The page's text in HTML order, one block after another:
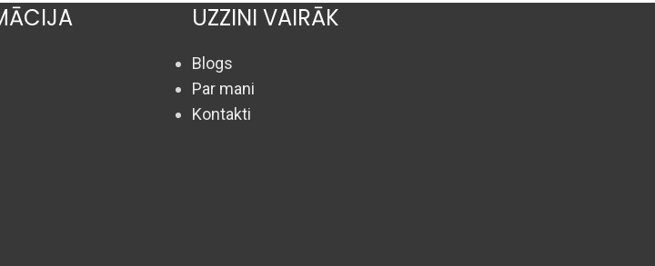
UZZINI VAIRĀK
Blogs
Par mani
Kontakti